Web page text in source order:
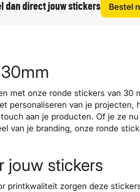
dan direct jouw stickers Bestel
met onze ronde stickers van 30
personaliseren van je projecten,
aan je producten. Of je ze
van je branding, onze ronde
jouw stickers
printkwaliteit zorgen deze